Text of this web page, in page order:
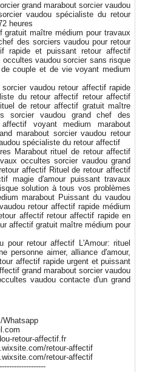
grand marabout sorcier vaudou
vaudou spécialiste du retour
heures
gratuit maître médium pour travaux
des sorciers vaudou pour retour
rapide et puissant retour affectif
vaudou sorcier sans risque
couple et de vie voyant medium
vaudou retour affectif rapide
du retour affectif retour affectif
de retour affectif gratuit maître
sorcier vaudou grand chef des
voyant medium marabout
marabout sorcier vaudou retour
spécialiste du retour affectif
Marabout rituel de retour affectif
occultes sorcier vaudou grand
affectif Rituel de retour affectif
magie d'amour puissant travaux
solution à tous vos problèmes
marabout Puissant du vaudou
retour affectif rapide médium
affectif retour affectif rapide en
affectif gratuit maître médium pour
pour retour affectif L'Amour: rituel
personne aimer, alliance d'amour,
affectif rapide urgent et puissant
grand marabout sorcier vaudou
vaudou contacte d'un grand
Whatsapp
retour-affectif.fr
retour-affectif
retour-affectif